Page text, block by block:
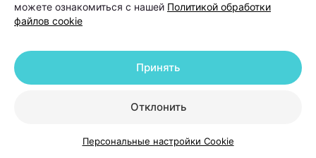
вернуться к привычному питанию. Но для
некоторых читмил становится триггером: если уже
разрешили, значит можно есть все подряд. И тогда
один прием пищи легко превращается в несколько
дней переедания», —объясняет Светлана
По словам специалиста, особенно часто такая
можете ознакомиться с нашей Политикой обработки
файлов cookie
Отклонить
Принять
Персональные настройки Cookie